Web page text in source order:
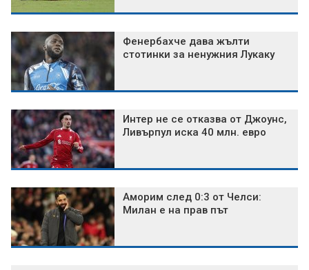
Фенербахче дава жълти
стотинки за ненужния Лукаку
Интер не се отказва от Джоунс,
Ливърпул иска 40 млн. евро
Аморим след 0:3 от Челси:
Милан е на прав път